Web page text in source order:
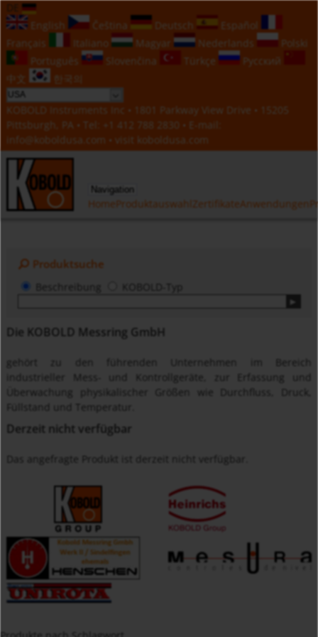
English
Čeština Deutsch
Español
Français
Italiano Magyar Nederlands
Polski
Português
Slovenčina Türkçe
Русский
中文
한국의
KOBOLD Instruments Inc • 1801 Parkway View Drive • 15205
Pittsburgh, PA • Tel:
+1 412 788 2830 • E-mail:
info@koboldusa.com • visit koboldusa.com
Navigation
HomeProduktauswahl ZertifikateAnwendungen
Produktsuche
KOBOLD-Typ
Die KOBOLD Messring GmbH
gehört zu den führenden Unternehmen im Bereich
industrieller Mess- und Kontrollgeräte, zur Erfassung und
Überwachung physikalischer Größen wie Durchfluss, Druck,
Derzeit nicht verfügbar
Das angefragte Produkt ist derzeit nicht verfügbar.